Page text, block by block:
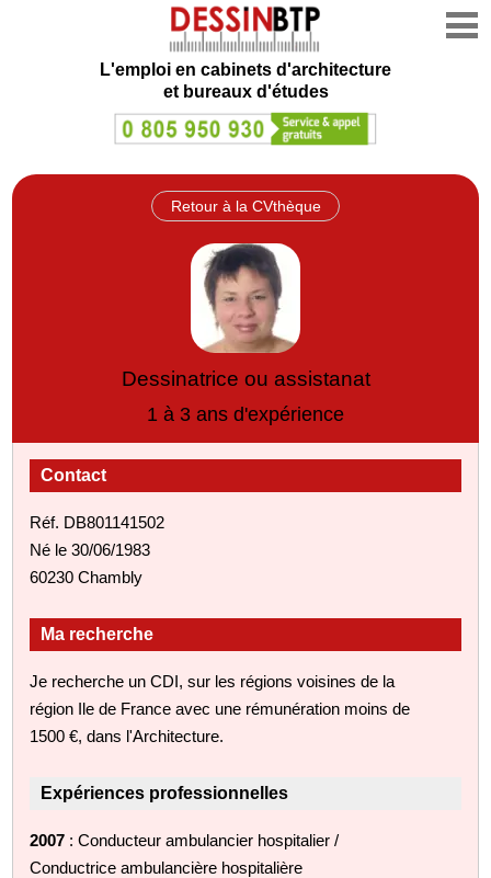
L'emploi en cabinets d'architecture
et bureaux d'études
Retour à la CVthèque
Dessinatrice ou assistanat
1 à 3 ans d'expérience
Contact
Réf. DB801141502
Né le 30/06/1983
60230 Chambly
Ma recherche
Je recherche un CDI, sur les régions voisines de la
région Ile de France avec une rémunération moins de
1500 €, dans l'Architecture.
Expériences professionnelles
2007 : Conducteur ambulancier hospitalier /
Conductrice ambulancière hospitalière